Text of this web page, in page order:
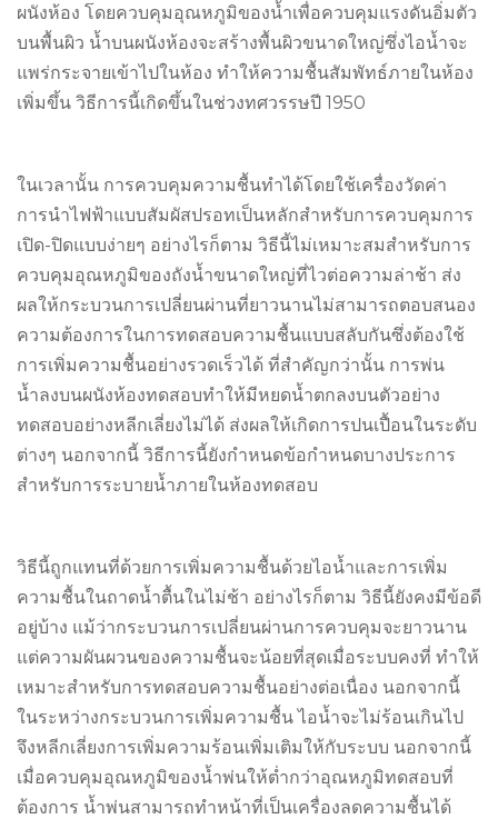
ผนังห้อง โดยควบคุมอุณหภูมิของน้ำเพื่อควบคุมแรงดันอิ่มตัว
บนพื้นผิว น้ำบนผนังห้องจะสร้างพื้นผิวขนาดใหญ่ซึ่งไอน้ำจะ
แพร่กระจายเข้าไปในห้อง ทำให้ความชื้นสัมพัทธ์ภายในห้อง
เพิ่มขึ้น วิธีการนี้เกิดขึ้นในช่วงทศวรรษปี 1950
ในเวลานั้น การควบคุมความชื้นทำได้โดยใช้เครื่องวัดค่า
การนำไฟฟ้าแบบสัมผัสปรอทเป็นหลักสำหรับการควบคุมการ
เปิด-ปิดแบบง่ายๆ อย่างไรก็ตาม วิธีนี้ไม่เหมาะสมสำหรับการ
ควบคุมอุณหภูมิของถังน้ำขนาดใหญ่ที่ไวต่อความล่าช้า ส่ง
ผลให้กระบวนการเปลี่ยนผ่านที่ยาวนานไม่สามารถตอบสนอง
ความต้องการในการทดสอบความชื้นแบบสลับกันซึ่งต้องใช้
การเพิ่มความชื้นอย่างรวดเร็วได้ ที่สำคัญกว่านั้น การพ่น
น้ำลงบนผนังห้องทดสอบทำให้มีหยดน้ำตกลงบนตัวอย่าง
ทดสอบอย่างหลีกเลี่ยงไม่ได้ ส่งผลให้เกิดการปนเปื้อนในระดับ
ต่างๆ นอกจากนี้ วิธีการนี้ยังกำหนดข้อกำหนดบางประการ
สำหรับการระบายน้ำภายในห้องทดสอบ
วิธีนี้ถูกแทนที่ด้วยการเพิ่มความชื้นด้วยไอน้ำและการเพิ่ม
ความชื้นในถาดน้ำตื้นในไม่ช้า อย่างไรก็ตาม วิธีนี้ยังคงมีข้อดี
อยู่บ้าง แม้ว่ากระบวนการเปลี่ยนผ่านการควบคุมจะยาวนาน
แต่ความผันผวนของความชื้นจะน้อยที่สุดเมื่อระบบคงที่ ทำให้
เหมาะสำหรับการทดสอบความชื้นอย่างต่อเนื่อง นอกจากนี้
ในระหว่างกระบวนการเพิ่มความชื้น ไอน้ำจะไม่ร้อนเกินไป
จึงหลีกเลี่ยงการเพิ่มความร้อนเพิ่มเติมให้กับระบบ นอกจากนี้
เมื่อควบคุมอุณหภูมิของน้ำพ่นให้ต่ำกว่าอุณหภูมิทดสอบที่
ต้องการ น้ำพ่นสามารถทำหน้าที่เป็นเครื่องลดความชื้นได้